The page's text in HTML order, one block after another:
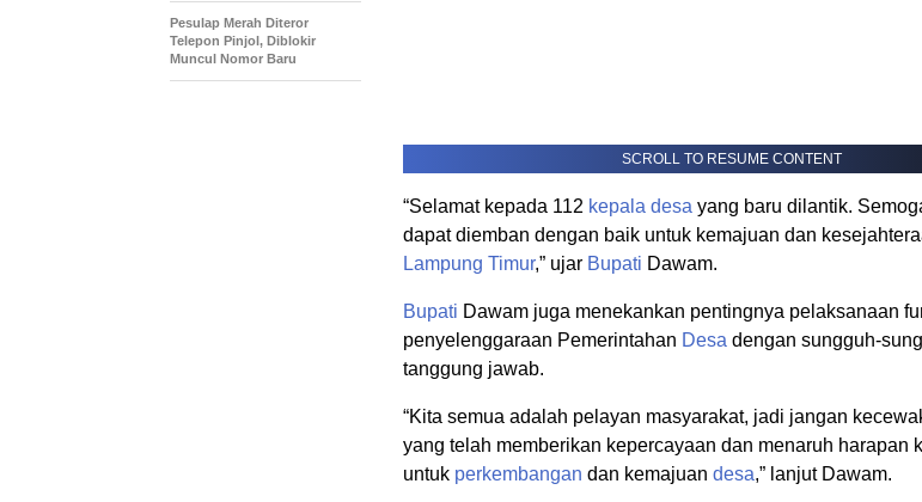
SCROLL TO RESUME CONTENT
“Selamat kepada 112 kepala desa yang baru dilantik.
dapat diemban dengan baik untuk kemajuan dan
Lampung Timur,” ujar Bupati Dawam.
Bupati Dawam juga menekankan pentingnya pelaksanaan
penyelenggaraan Pemerintahan Desa dengan sungguh-
tanggung jawab.
“Kita semua adalah pelayan masyarakat, jadi jangan
yang telah memberikan kepercayaan dan menaruh harapan
untuk perkembangan dan kemajuan desa,” lanjut Dawam.
Pesulap Merah Diteror
Telepon Pinjol, Diblokir
Muncul Nomor Baru